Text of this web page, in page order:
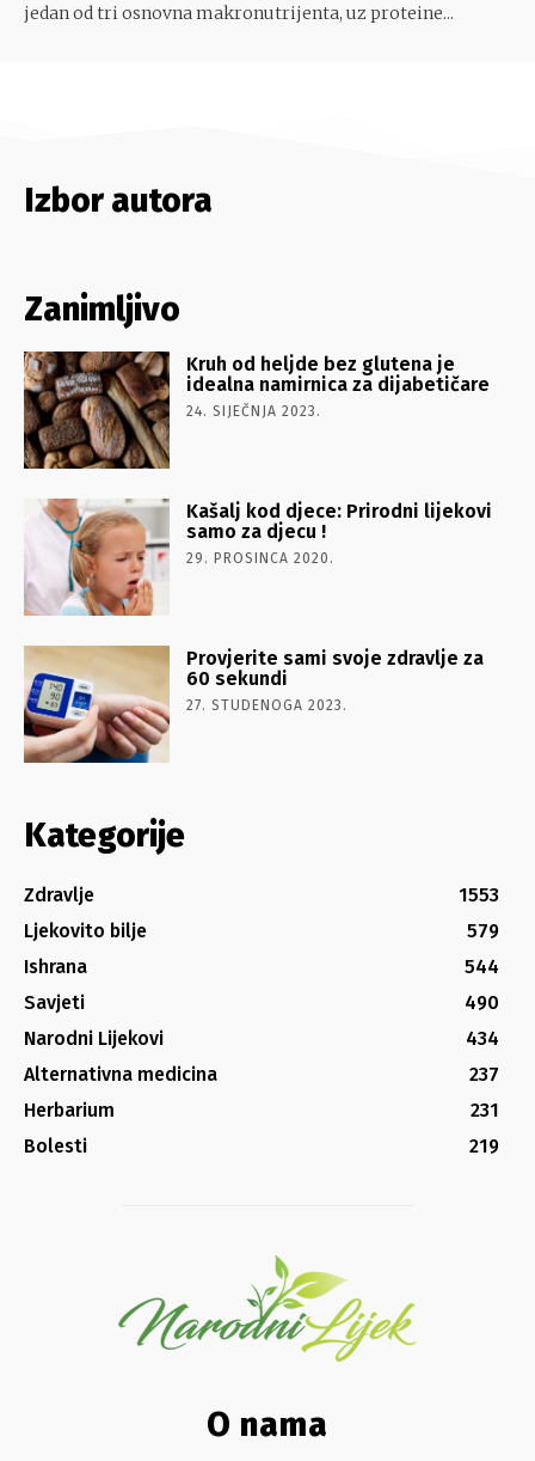
jedan od tri osnovna makronutrijenta, uz proteine...
Izbor autora
Zanimljivo
Kruh od heljde bez glutena je
idealna namirnica za dijabetičare
24. SIJEČNJA 2023.
Kašalj kod djece: Prirodni lijekovi
samo za djecu !
29. PROSINCA 2020.
Provjerite sami svoje zdravlje za
60 sekundi
27. STUDENOGA 2023.
Kategorije
Zdravlje
1553
Ljekovito bilje
579
Ishrana
544
Savjeti
490
Narodni Lijekovi
434
Alternativna medicina
237
Herbarium
231
Bolesti
219
O nama